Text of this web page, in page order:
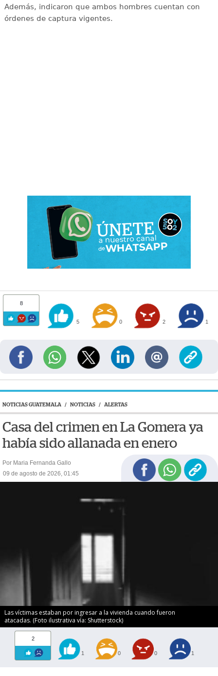
Además, indicaron que ambos hombres cuentan con
órdenes de captura vigentes.
8
5 0 2 1
NOTICIAS GUATEMALA / NOTICIAS / ALERTAS
Casa del crimen en La Gomera ya
había sido allanada en enero
Por Maria Fernanda Gallo
09 de agosto de 2026, 01:45
Las víctimas estaban por ingresar a la vivienda cuando fueron
atacadas. (Foto ilustrativa vía: Shutterstock)
2
1 0 0 1